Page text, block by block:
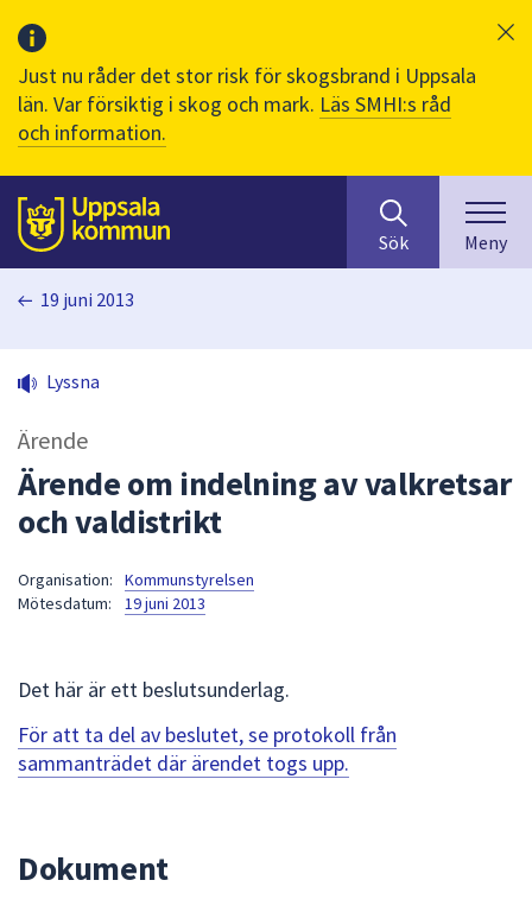
Just nu råder det stor risk för skogsbrand i Uppsala
län. Var försiktig i skog och mark. Läs SMHI:s råd
och information.
Till sidans
huvudinnehåll
efter
innehåll
på
sökfältet
kommer
för
att
navigera
Sök Meny
19 juni 2013
Lyssna
Ärende
Ärende om indelning av valkretsar
och valdistrikt
Organisation:
Kommunstyrelsen
Mötesdatum:
19 juni 2013
Det här är ett beslutsunderlag.
För att ta del av beslutet, se protokoll från
sammanträdet där ärendet togs upp.
Dokument